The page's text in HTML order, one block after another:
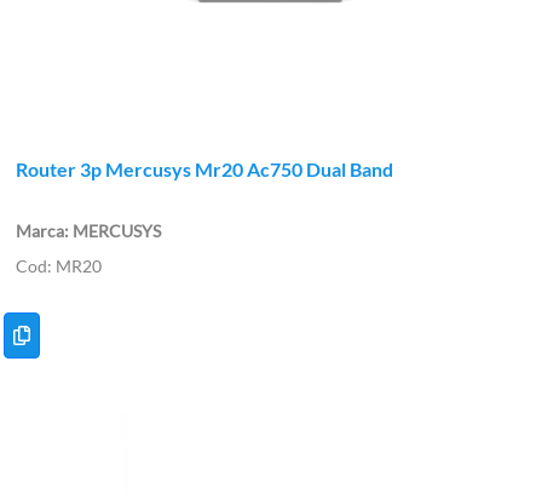
Router 3p Mercusys Mr20 Ac750 Dual Band
MERCUSYS
MR20